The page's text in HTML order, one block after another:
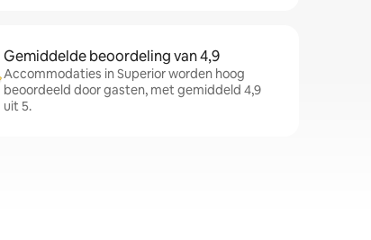
Gemiddelde beoordeling van 4,9
Accommodaties in Superior worden hoog
beoordeeld door gasten, met gemiddeld 4,9
uit 5.